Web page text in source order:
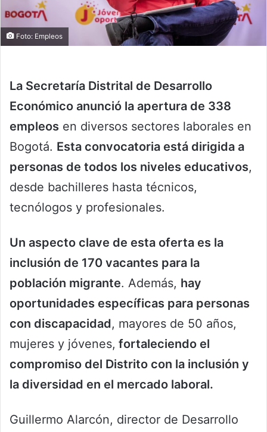
Foto: Empleos
La Secretaría Distrital de Desarrollo
Económico anunció la apertura de 338
empleos en diversos sectores laborales en
Bogotá. Esta convocatoria está dirigida a
personas de todos los niveles educativos,
desde bachilleres hasta técnicos,
tecnólogos y profesionales.
Un aspecto clave de esta oferta es la
inclusión de 170 vacantes para la
población migrante. Además, hay
oportunidades específicas para personas
con discapacidad, mayores de 50 años,
mujeres y jóvenes, fortaleciendo el
compromiso del Distrito con la inclusión y
la diversidad en el mercado laboral.
Guillermo Alarcón, director de Desarrollo